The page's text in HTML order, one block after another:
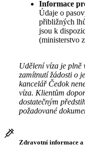
Informace
Údaje o
přibližných
jsou k
(ministerstvo
Udělení víza je plně
zamítnutí žádosti o
kancelář Čedok
víza. Klientům
dostatečným
požadované
Zdravotní informace a